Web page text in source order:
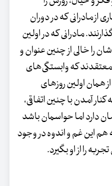
مادرانی که در دوران
مادرانی که در اولین
را خالی از چنین عنوان و
که وابستگی‌های
همان اولین روزهای
آمدن با چنین اتفاقی،
دارد اما حواسمان باشد
هم این غم و اندوه در وجود
را از او بگیرد.